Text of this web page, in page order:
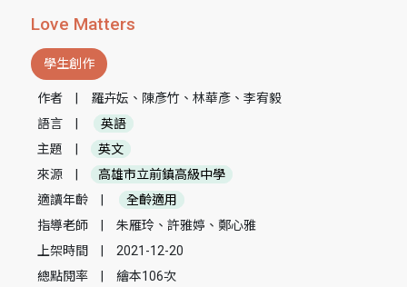
Love Matters
學生創作
作者
羅卉妘、陳彥竹、林華彥、李宥毅
語言
英語
主題
英文
來源
高雄市立前鎮高級中學
適讀年齡
全齡適用
指導老師
朱雁玲、許雅婷、鄭心雅
上架時間
2021-12-20
總點閱率
繪本106次